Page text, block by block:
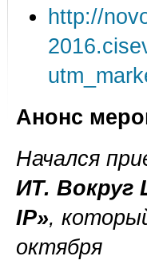
http://
Анонс
Начался
ИТ. Вокруг
IP»,
октября